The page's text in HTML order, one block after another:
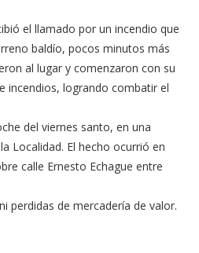
el llamado por un incendio que
baldío, pocos minutos más
al lugar y comenzaron con su
incendios, logrando combatir el
del viernes santo, en una
Localidad. El hecho ocurrió en
calle Ernesto Echague entre
perdidas de mercadería de valor.